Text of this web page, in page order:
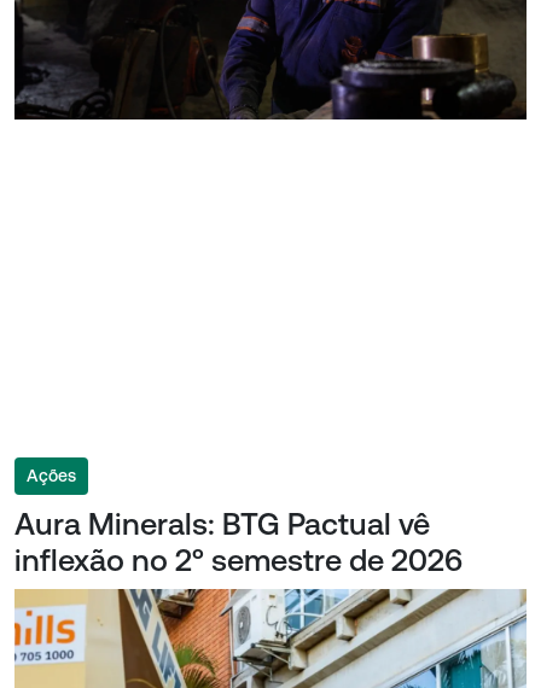
Ações
Aura Minerals: BTG Pactual vê
inflexão no 2º semestre de 2026